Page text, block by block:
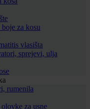
za kosu
vlasišta
sprejevi, ulja
rumenila
za usne